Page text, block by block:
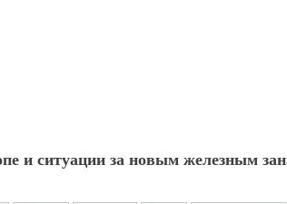
и ситуации за новым железным